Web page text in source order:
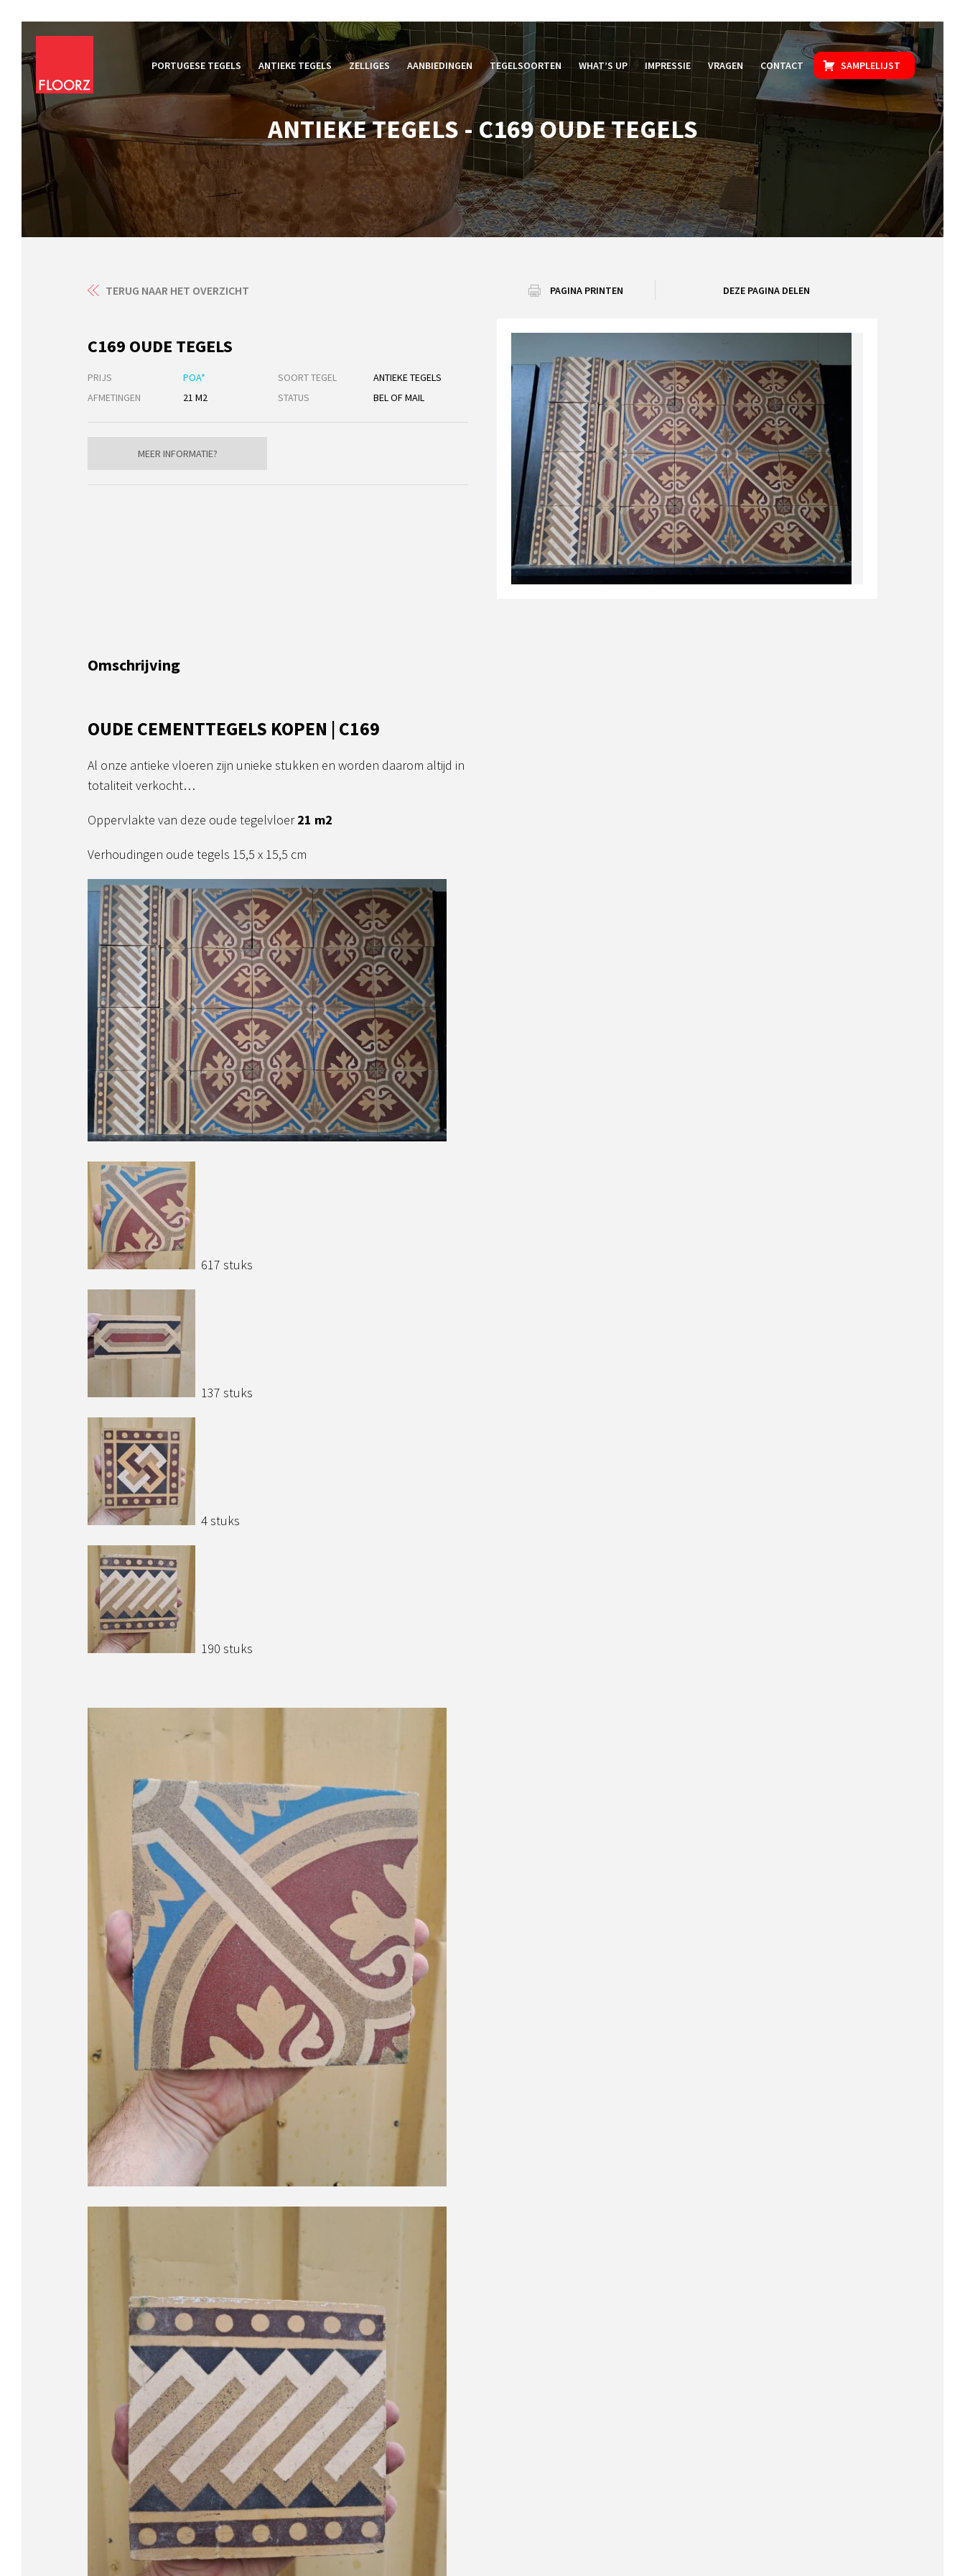
PORTUGESE TEGELS ANTIEKE TEGELS ZELLIGES AANBIEDINGEN TEGELSOORTEN WHAT’S UP IMPRESSIE VRAGEN CONTACT SAMPLELIJST
ANTIEKE TEGELS - C169 OUDE TEGELS
TERUG NAAR HET OVERZICHT PAGINA PRINTEN DEZE PAGINA DELEN
C169 OUDE TEGELS
PRIJS POA* SOORT TEGEL
ANTIEKE TEGELS
AFMETINGEN
21 M2 STATUS BEL OF MAIL
MEER INFORMATIE?
Omschrijving
OUDE CEMENTTEGELS KOPEN | C169
Al onze antieke vloeren zijn unieke stukken en worden daarom altijd in
totaliteit verkocht…
Oppervlakte van deze oude tegelvloer21 m2
Verhoudingen oude tegels 15,5 x 15,5 cm
617 stuks
137 stuks
4 stuks
190 stuks